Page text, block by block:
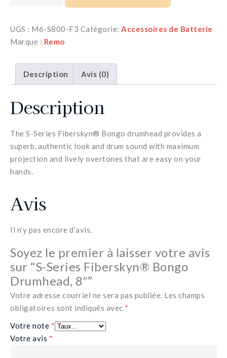
UGS : M6-S800-F3 Catégorie: Accessoires de Batterie
Marque : Remo
Description Avis (0)
Description
The S-Series Fiberskyn® Bongo drumhead provides a
superb, authentic look and drum sound with maximum
projection and lively overtones that are easy on your
hands.
Avis
Il n’y pas encore d’avis.
Soyez le premier à laisser votre avis
sur “S-Series Fiberskyn® Bongo
Drumhead, 8″”
Votre adresse courriel ne sera pas publiée. Les champs
obligatoires sont indiqués avec *
Votre note *
Votre avis *